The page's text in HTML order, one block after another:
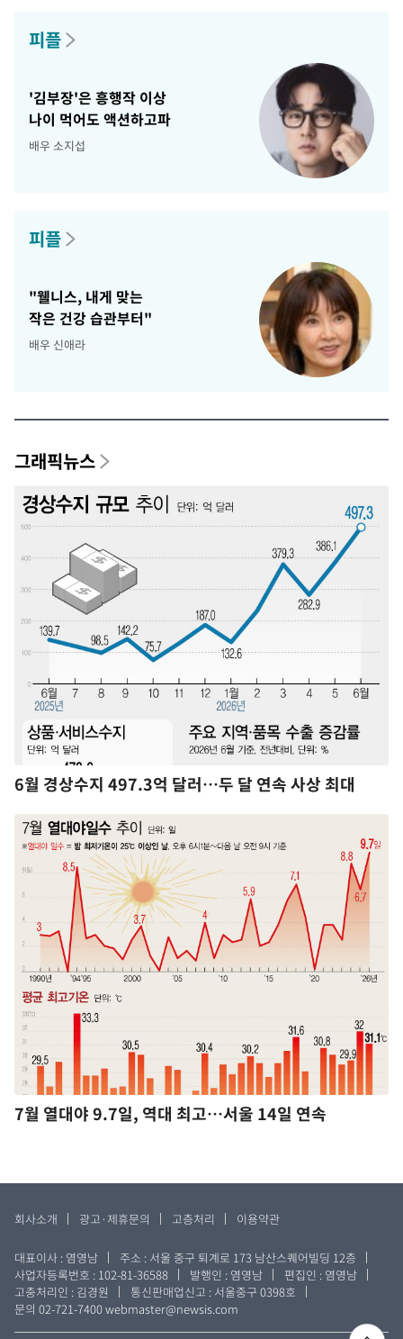
피플
'김부장'은 흥행작 이상
나이 먹어도 액션하고파
배우 소지섭
피플
"웰니스, 내게 맞는
작은 건강 습관부터"
배우 신애라
그래픽뉴스
6월 경상수지 497.3억 달러…두 달 연속 사상 최대
7월 열대야 9.7일, 역대 최고…서울 14일 연속
회사소개 광고·제휴문의 고층처리 이용약관
대표이사 : 염영남
주소 : 서울 중구 퇴계로 173 남산스퀘어빌딩 12층
사업자등록번호 : 102-81-36588
발행인 : 염영남
편집인 : 염영남
고충처리인 : 김경원
통신판매업신고 : 서울중구 0398호
문의 02-721-7400webmaster@newsis.com